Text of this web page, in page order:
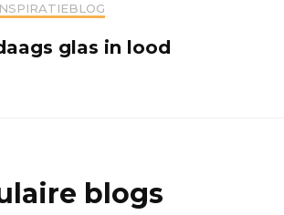
glas in lood
blogs